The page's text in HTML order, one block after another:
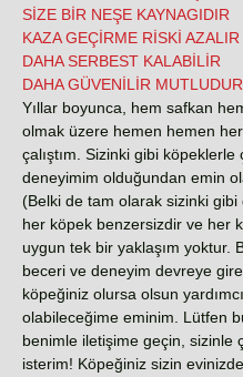
SİZE BİR NEŞE KAYNAGIDIR
KAZA GEÇİRME RİSKİ AZALIR
DAHA SERBEST KALABİLİR
DAHA GÜVENİLİR MUTLUDUR
Yıllar boyunca, hem safkan
olmak üzere hemen hemen
çalıştım. Sizinki gibi köpeklerle
deneyimim olduğundan emin
(Belki de tam olarak sizinki gibi
her köpek benzersizdir ve her
uygun tek bir yaklaşım yoktur.
beceri ve deneyim devreye
köpeğiniz olursa olsun yardımcı
olabileceğime eminim. Lütfen
benimle iletişime geçin, sizinle
isterim! Köpeğiniz sizin